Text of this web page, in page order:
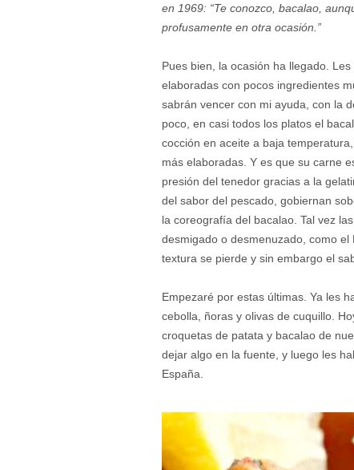
en 1969: “Te conozco, bacalao,
profusamente en otra ocasión.”
Pues bien, la ocasión ha llegado.
elaboradas con pocos ingredientes
sabrán vencer con mi ayuda, con la
poco, en casi todos los platos el
cocción en aceite a baja
más elaboradas. Y es que su carne
presión del tenedor gracias a la
del sabor del pescado, gobiernan
la coreografía del bacalao. Tal vez
desmigado o desmenuzado, como
textura se pierde y sin embargo el
Empezaré por estas últimas. Ya les
cebolla, ñoras y olivas de cuquillo.
croquetas de patata y bacalao de
dejar algo en la fuente, y luego les
España.